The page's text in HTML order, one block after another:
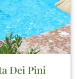
Dei Pini